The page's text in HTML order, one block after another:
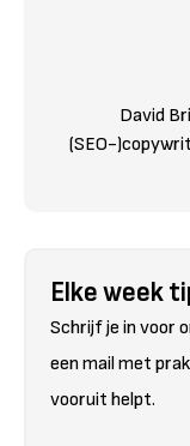
David
(SEO-
Elke week
Schrijf je in voor
een mail met
vooruit helpt.